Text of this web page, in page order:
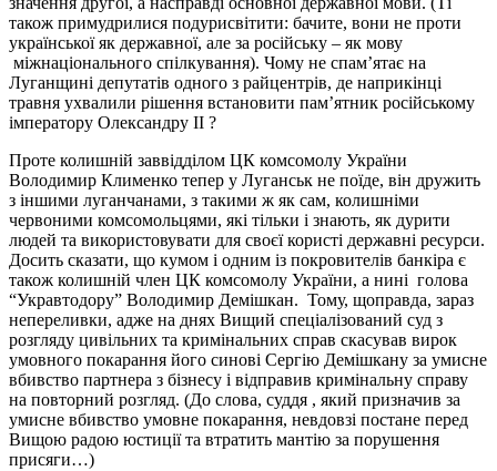
також примудрилися подурисвітити: бачите, вони не проти
української як державної, але за російську – як мову
міжнаціонального спілкування). Чому не спам’ятає на
Луганщині депутатів одного з райцентрів, де наприкінці
травня ухвалили рішення встановити пам’ятник російському
імператору Олександру ІІ ?
Проте колишній заввідділом ЦК комсомолу України
Володимир Клименко тепер у Луганськ не поїде, він дружить
з іншими луганчанами, з такими ж як сам, колишніми
червоними комсомольцями, які тільки і знають, як дурити
людей та використовувати для своєї користі державні ресурси.
Досить сказати, що кумом і одним із покровителів банкіра є
також колишній член ЦК комсомолу України, а нині голова
“Укравтодору” Володимир Демішкан. Тому, щоправда, зараз
непереливки, адже на днях Вищий спеціалізований суд з
розгляду цивільних та кримінальних справ скасував вирок
умовного покарання його синові Сергію Демішкану за умисне
вбивство партнера з бізнесу і відправив кримінальну справу
на повторний розгляд. (До слова, суддя , який призначив за
умисне вбивство умовне покарання, невдовзі постане перед
Вищою радою юстиції та втратить мантію за порушення
присяги…)